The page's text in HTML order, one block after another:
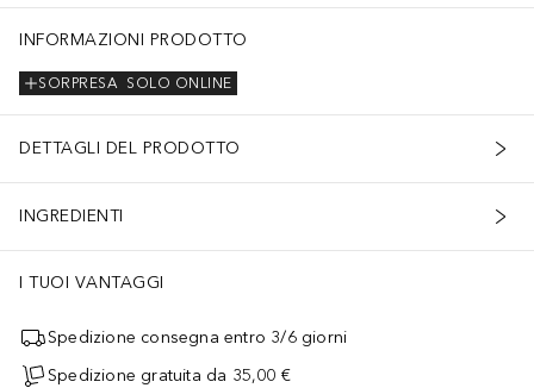
INFORMAZIONI PRODOTTO
SOLO ONLINE
SORPRESA
DETTAGLI DEL PRODOTTO
INGREDIENTI
I TUOI VANTAGGI
Spedizione consegna entro 3/6 giorni
Spedizione gratuita da 35,00 €